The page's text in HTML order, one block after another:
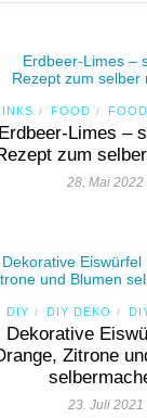
/ FOOD /
Erdbeer-Limes –
zum
28. Mai 2022
DIY / DIY DEKO /
Dekorative
Zitrone
23. Juli 2021